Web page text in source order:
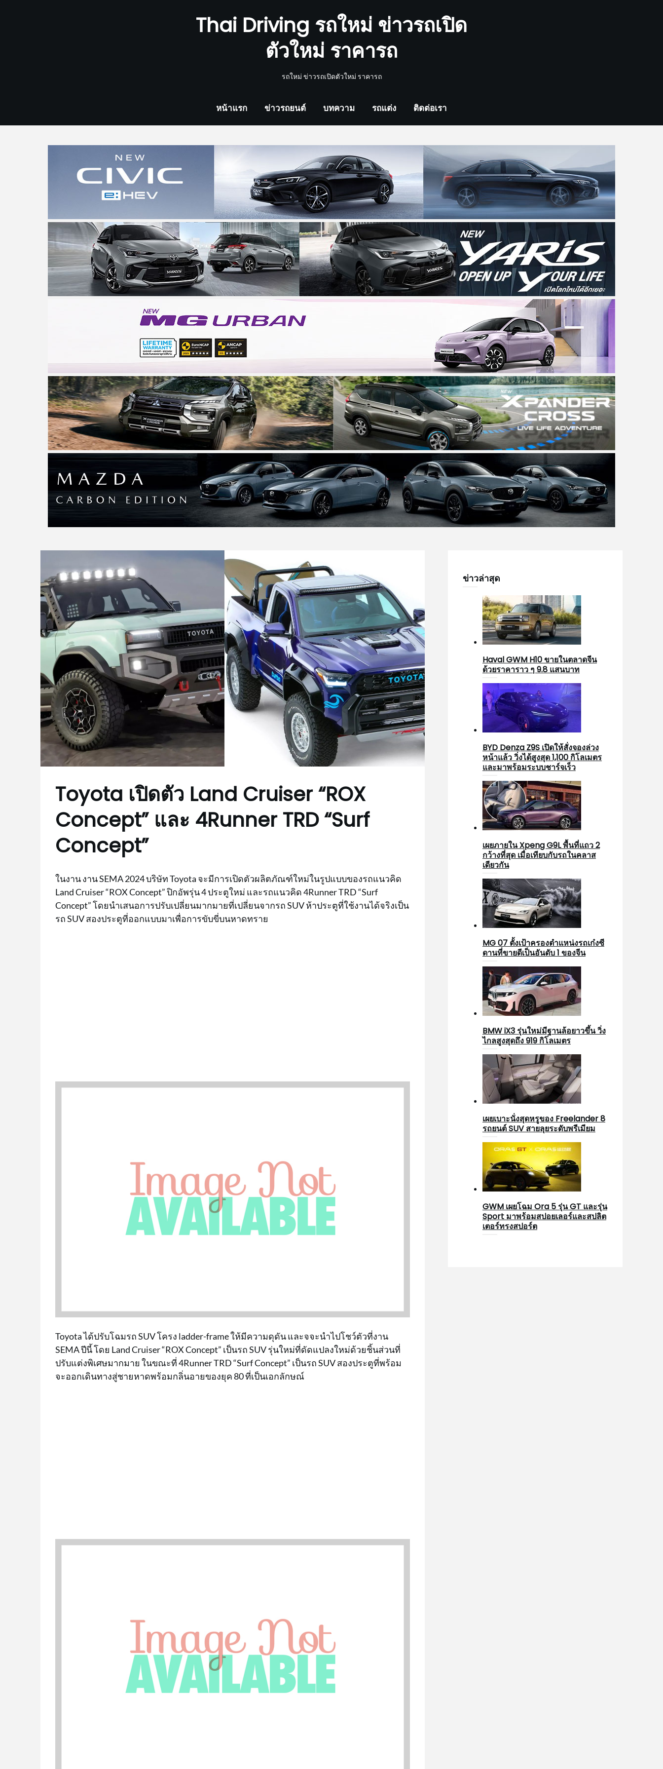
Thai Driving รถใหม่ ข่าวรถเปิด
ตัวใหม่ ราคารถ
รถใหม่ ข่าวรถเปิดตัวใหม่ ราคารถ
หน้าแรก ข่าวรถยนต์ บทความ รถแต่ง ติดต่อเรา
Toyota เปิดตัว Land Cruiser “ROX
Concept” และ 4Runner TRD “Surf
Concept”
ในงาน งาน SEMA 2024 บริษัท Toyota จะมีการเปิดตัวผลิตภัณฑ์ใหม่ในรูปแบบของรถแนวคิด
Land Cruiser “ROX Concept” ปิกอัพรุ่น 4 ประตูใหม่ และรถแนวคิด 4Runner TRD “Surf
Concept” โดยนำเสนอการปรับเปลี่ยนมากมายที่เปลี่ยนจากรถ SUV ห้าประตูที่ใช้งานได้จริงเป็น
รถ SUV สองประตูที่ออกแบบมาเพื่อการขับขี่บนหาดทราย
Toyota ได้ปรับโฉมรถ SUV โครง ladder-frame ให้มีความดุดัน และจจะนำไปโชว์ตัวที่งาน
SEMA ปีนี้ โดย Land Cruiser “ROX Concept” เป็นรถ SUV รุ่นใหม่ที่ดัดแปลงใหม่ด้วยชิ้นส่วนที่
ปรับแต่งพิเศษมากมาย ในขณะที่ 4Runner TRD “Surf Concept” เป็นรถ SUV สองประตูที่พร้อม
จะออกเดินทางสู่ชายหาดพร้อมกลิ่นอายของยุค 80 ที่เป็นเอกลักษณ์
ข่าวล่าสุด
Haval GWM H10 ขายในตลาดจีน
ด้วยราคาราว ๆ 9.8 แสนบาท
BYD Denza Z9S เปิดให้สั่งจองล่วง
หน้าแล้ว วิ่งได้สูงสุด 1,100 กิโลเมตร
และมาพร้อมระบบชาร์จเร็ว
เผยภายใน Xpeng G9L พื้นที่แถว 2
กว้างที่สุด เมื่อเทียบกับรถในคลาส
เดียวกัน
MG 07 ตั้งเป้าครองตำแหน่งรถเก๋งซี
ดานที่ขายดีเป็นอันดับ 1 ของจีน
BMW iX3 รุ่นใหม่มีฐานล้อยาวขึ้น วิ่ง
ไกลสูงสุดถึง 919 กิโลเมตร
เผยเบาะนั่งสุดหรูของ Freelander 8
รถยนต์ SUV สายลุยระดับพรีเมียม
GWM เผยโฉม Ora 5 รุ่น GT และรุ่น
Sport มาพร้อมสปอยเลอร์และสปลิต
เตอร์ทรงสปอร์ต